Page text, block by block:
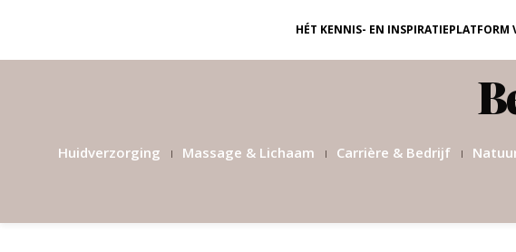
HÉT KENNIS- EN INSPIRATIEPLATFORM
Huidverzorging Massage & Lichaam Carrière & Bedrijf